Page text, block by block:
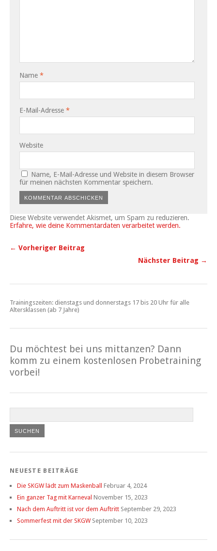
Name *
E-Mail-Adresse *
Website
Name, E-Mail-Adresse und Website in diesem Browser
für meinen nächsten Kommentar speichern.
Diese Website verwendet Akismet, um Spam zu reduzieren.
Erfahre, wie deine Kommentardaten verarbeitet werden.
← Vorheriger Beitrag
Nächster Beitrag →
Trainingszeiten: dienstags und donnerstags 17 bis 20 Uhr für alle
Altersklassen (ab 7 Jahre)
Du möchtest bei uns mittanzen? Dann
komm zu einem kostenlosen Probetraining
vorbei!
NEUESTE BEITRÄGE
Die SKGW lädt zum Maskenball
Februar 4, 2024
Ein ganzer Tag mit Karneval November 15, 2023
Nach dem Auftritt ist vor dem Auftritt September 29, 2023
Sommerfest mit der SKGW September 10, 2023